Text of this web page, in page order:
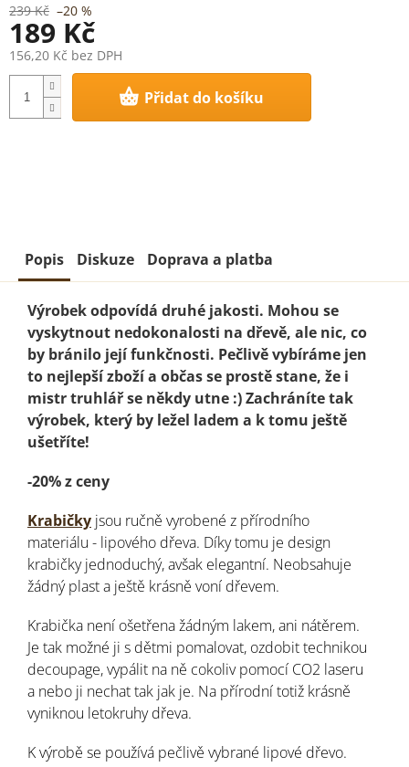
239 Kč –20 %
189 Kč
156,20 Kč bez DPH
Měrná
cena:
Přidat do košíku
Popis Diskuze Doprava a platba
Výrobek odpovídá druhé jakosti. Mohou se
vyskytnout nedokonalosti na dřevě, ale nic, co
by bránilo její funkčnosti. Pečlivě vybíráme jen
to nejlepší zboží a občas se prostě stane, že i
mistr truhlář se někdy utne :) Zachráníte tak
výrobek, který by ležel ladem a k tomu ještě
ušetříte!
-20% z ceny
Krabičky jsou ručně vyrobené z přírodního
materiálu - lipového dřeva. Díky tomu je design
krabičky jednoduchý, avšak elegantní. Neobsahuje
žádný plast a ještě krásně voní dřevem.
Krabička není ošetřena žádným lakem, ani nátěrem.
Je tak možné ji s dětmi pomalovat, ozdobit technikou
decoupage, vypálit na ně cokoliv pomocí CO2 laseru
a nebo ji nechat tak jak je. Na přírodní totiž krásně
vyniknou letokruhy dřeva.
K výrobě se používá pečlivě vybrané lipové dřevo.